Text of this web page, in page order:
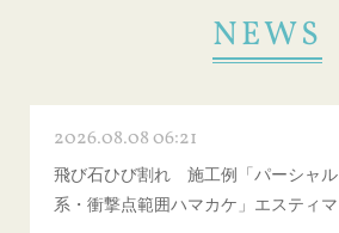
NEWS
2026.08.08 06:21
飛び石ひび割れ 施工例「パーシャル
系・衝撃点範囲ハマカケ」エスティマ